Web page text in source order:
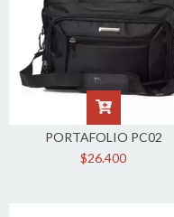
PORTAFOLIO PC02
$26.400